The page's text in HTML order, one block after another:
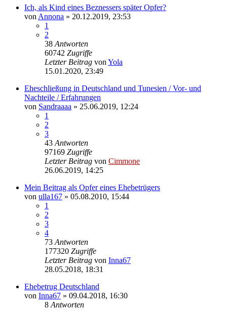
Ich, als Kind eines Beznessers später Opfer?
von Annona » 20.12.2019, 23:53
1
2
38 Antworten
60742 Zugriffe
Letzter Beitrag von Yola
15.01.2020, 23:49
Eheschließung in Deutschland und Tunesien / Vor- und
Nachteile / Erfahrungen
von Sandraaaa » 25.06.2019, 12:24
1
2
3
43 Antworten
97169 Zugriffe
Letzter Beitrag von Cimmone
26.06.2019, 14:25
Mein Beitrag als Opfer eines Ehebetrügers
von ulla167 » 05.08.2010, 15:44
1
2
3
4
73 Antworten
177320 Zugriffe
Letzter Beitrag von Inna67
28.05.2018, 18:31
Ehebetrug Deutschland
von Inna67 » 09.04.2018, 16:30
8 Antworten